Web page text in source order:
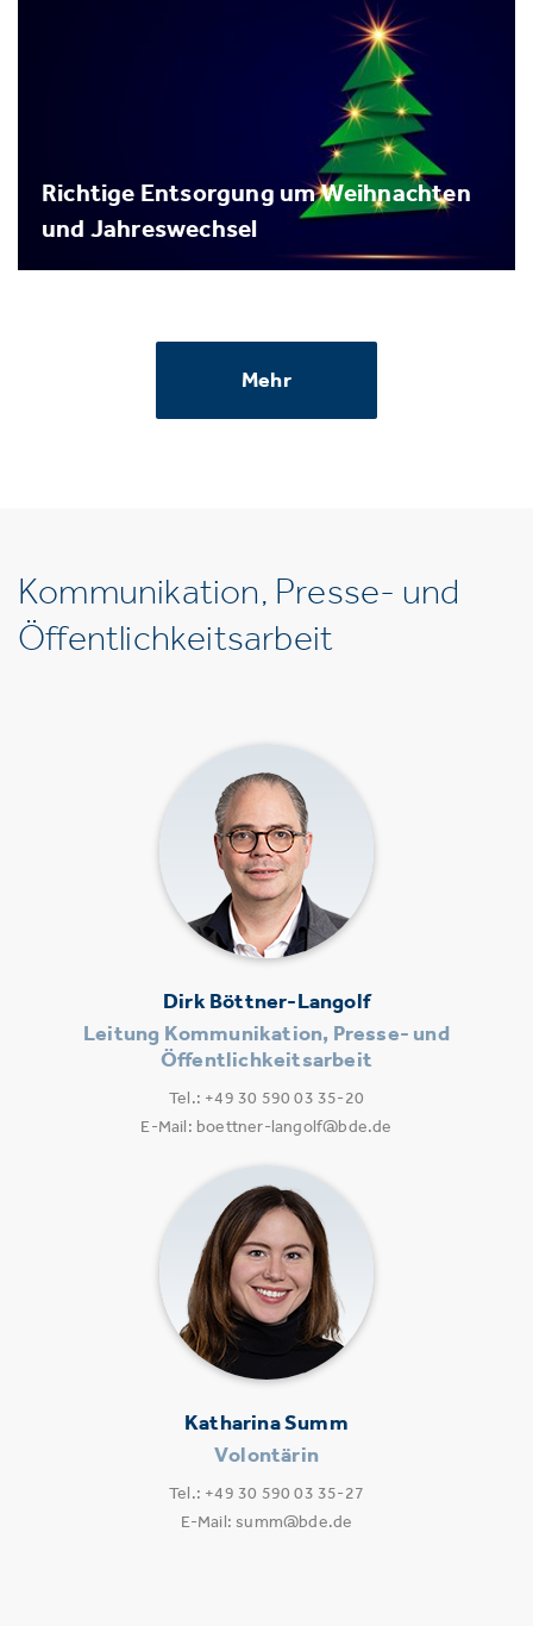
Richtige Entsorgung um Weihnachten
und Jahreswechsel
Mehr
Kommunikation, Presse- und
Öffentlichkeitsarbeit
Dirk Böttner-Langolf
Leitung Kommunikation, Presse- und
Öffentlichkeitsarbeit
Tel.: +49 30 590 03 35-20
E-Mail: boettner-langolf@bde.de
Katharina Summ
Volontärin
Tel.: +49 30 590 03 35-27
E-Mail: summ@bde.de